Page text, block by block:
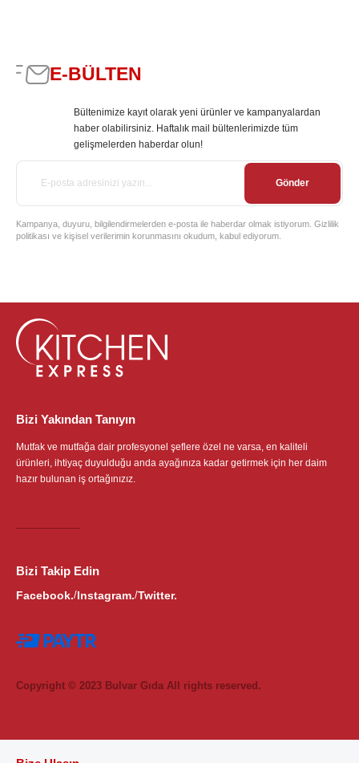
E-BÜLTEN
Bültenimize kayıt olarak yeni ürünler ve kampanyalardan
haber olabilirsiniz. Haftalık mail bültenlerimizde tüm
gelişmelerden haberdar olun!
Gönder
Kampanya, duyuru, bilgilendirmelerden e-posta ile haberdar olmak istiyorum. Gizlilik
politikası ve kişisel verilerimin korunmasını okudum, kabul ediyorum.
Bizi Yakından Tanıyın
Mutfak ve mutfağa dair profesyonel şeflere özel ne varsa, en kaliteli
ürünleri, ihtiyaç duyulduğu anda ayağınıza kadar getirmek için her daim
hazır bulunan iş ortağınızız.
Bizi Takip Edin
Facebook./Instagram./Twitter.
Copyright © 2023 Bulvar Gıda All rights reserved.